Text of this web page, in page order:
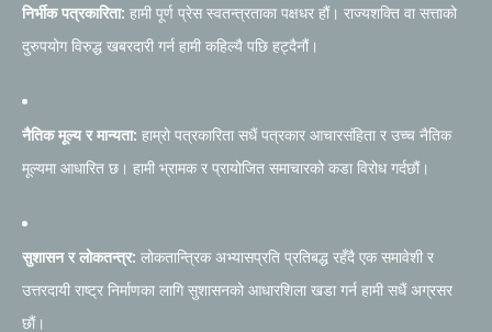
निर्भीक पत्रकारिता: हामी पूर्ण प्रेस स्वतन्त्रताका पक्षधर हौं। राज्यशक्ति वा सत्ताको
दुरुपयोग विरुद्ध खबरदारी गर्न हामी कहिल्यै पछि हट्दैनौं।
नैतिक मूल्य र मान्यता: हाम्रो पत्रकारिता सधैं पत्रकार आचारसंहिता र उच्च नैतिक
मूल्यमा आधारित छ। हामी भ्रामक र प्रायोजित समाचारको कडा विरोध गर्दछौं।
सुशासन र लोकतन्त्र: लोकतान्त्रिक अभ्यासप्रति प्रतिबद्ध रहँदै एक समावेशी र
उत्तरदायी राष्ट्र निर्माणका लागि सुशासनको आधारशिला खडा गर्न हामी सधैं अग्रसर
छौं।